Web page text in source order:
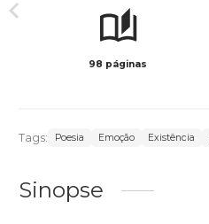
98 páginas
Tags: Poesia Emoção Existência
Sinopse